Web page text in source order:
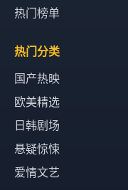
热门榜单
热门分类
国产热映
欧美精选
日韩剧场
悬疑惊悚
爱情文艺